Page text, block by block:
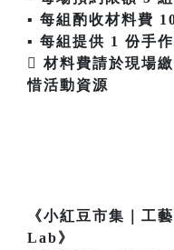
▪ 每組酌收材料費
▪ 每組提供 1 份手
 材料費請於現場
惜活動資源
《小紅豆市集｜工
Lab》